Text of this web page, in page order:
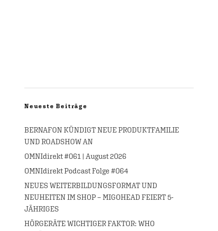
Neueste Beiträge
BERNAFON KÜNDIGT NEUE PRODUKTFAMILIE
UND ROADSHOW AN
OMNIdirekt #061 | August 2026
OMNIdirekt Podcast Folge #064
NEUES WEITERBILDUNGSFORMAT UND
NEUHEITEN IM SHOP – MIGOHEAD FEIERT 5-
JÄHRIGES
HÖRGERÄTE WICHTIGER FAKTOR: WHO